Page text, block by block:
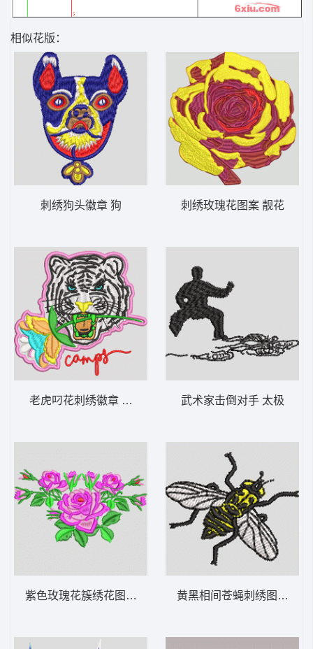
相似花版：
刺绣狗头徽章 狗
老虎叼花刺绣徽章 虎头
紫色玫瑰花簇绣花图案 靓花
刺绣玫瑰花图案 靓花
武术家击倒对手 太极
黄黑相间苍蝇刺绣图案 蜜蜂